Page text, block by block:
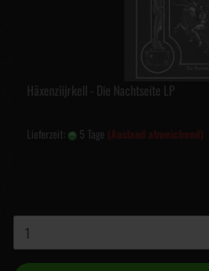
Häxenziijrkell - Die Nachtseite LP
Lieferzeit: 5 Tage (Ausland abweichend)